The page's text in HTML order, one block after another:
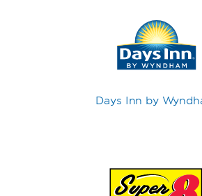
Days Inn by